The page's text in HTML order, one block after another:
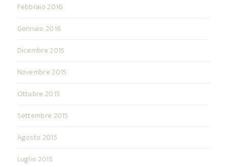
Febbraio 2016
Gennaio 2016
Dicembre 2015
Novembre 2015
Ottobre 2015
Settembre 2015
Agosto 2015
Luglio 2015